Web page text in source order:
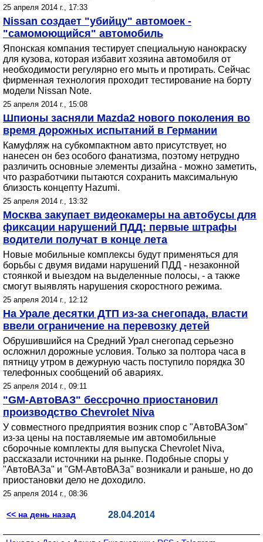
25 апреля 2014 г., 17:33
Nissan создает "убийцу" автомоек -
"самомоющийся" автомобиль
Японская компания тестирует специальную нанокраску
для кузова, которая избавит хозяина автомобиля от
необходимости регулярно его мыть и протирать. Сейчас
фирменная технология проходит тестирование на борту
модели Nissan Note.
25 апреля 2014 г., 15:08
Шпионы засняли Mazda2 нового поколения во
время дорожных испытаний в Германии
Камуфляж на субкомпактном авто присутствует, но
нанесен он без особого фанатизма, поэтому нетрудно
различить основные элементы дизайна - можно заметить,
что разработчики пытаются сохранить максимальную
близость концепту Hazumi.
25 апреля 2014 г., 13:32
Москва закупает видеокамеры на автобусы для
фиксации нарушений ПДД: первые штрафы
водители получат в конце лета
Новые мобильные комплексы будут применяться для
борьбы с двумя видами нарушений ПДД - незаконной
стоянкой и выездом на выделенные полосы, - а также
смогут выявлять нарушения скоростного режима.
25 апреля 2014 г., 12:12
На Урале десятки ДТП из-за снегопада, власти
ввели ограничение на перевозку детей
Обрушившийся на Средний Урал снегопад серьезно
осложнил дорожные условия. Только за полтора часа в
пятницу утром в дежурную часть поступило порядка 30
телефонных сообщений об авариях.
25 апреля 2014 г., 09:11
"GM-АвтоВАЗ" бессрочно приостановил
производство Chevrolet Niva
У совместного предприятия возник спор с "АвтоВАЗом"
из-за цены на поставляемые им автомобильные
сборочные комплекты для выпуска Chevrolet Niva,
рассказали источники на рынке. Подобные споры у
"АвтоВАЗа" и "GM-АвтоВАЗа" возникали и раньше, но до
приостановки дело не доходило.
25 апреля 2014 г., 08:36
<< на день назад 28.04.2014